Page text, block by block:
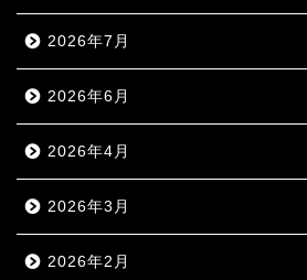
2026年7月
2026年6月
2026年4月
2026年3月
2026年2月